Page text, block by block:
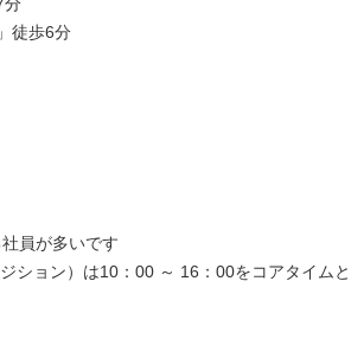
分
徒歩6分
員が多いです
ション）は10：00 ～ 16：00をコアタイム